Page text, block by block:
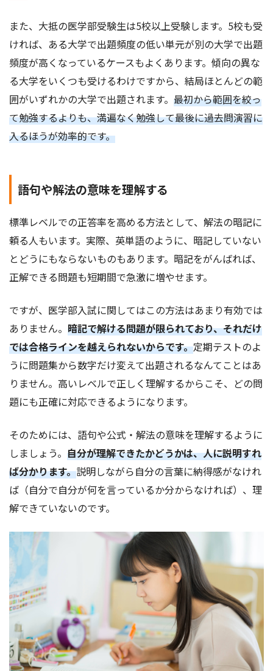
また、大抵の医学部受験生は5校以上受験します。5校も受
ければ、ある大学で出題頻度の低い単元が別の大学で出題
頻度が高くなっているケースもよくあります。傾向の異な
る大学をいくつも受けるわけですから、結局ほとんどの範
囲がいずれかの大学で出題されます。 最初から範囲を絞っ
て勉強するよりも、満遍なく勉強して最後に過去問演習に
入るほうが効率的です。
語句や解法の意味を理解する
標準レベルでの正答率を高める方法として、解法の暗記に
頼る人もいます。実際、英単語のように、暗記していない
とどうにもならないものもあります。暗記をがんばれば、
正解できる問題も短期間で急激に増やせます。
ですが、医学部入試に関してはこの方法はあまり有効では
ありません。 暗記で解ける問題が限られており、それだけ
では合格ラインを越えられないからです。定期テストのよ
うに問題集から数字だけ変えて出題されるなんてことはあ
りません。高いレベルで正しく理解するからこそ、どの問
題にも正確に対応できるようになります。
そのためには、語句や公式・解法の意味を理解するように
しましょう。 自分が理解できたかどうかは、人に説明すれ
ば分かります。説明しながら自分の言葉に納得感がなけれ
ば（自分で自分が何を言っているか分からなければ）、理
解できていないのです。